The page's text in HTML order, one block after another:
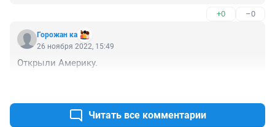
+0 –0
Горожан ка
26 ноября 2022, 15:49
Открыли Америку.
Читать все комментарии